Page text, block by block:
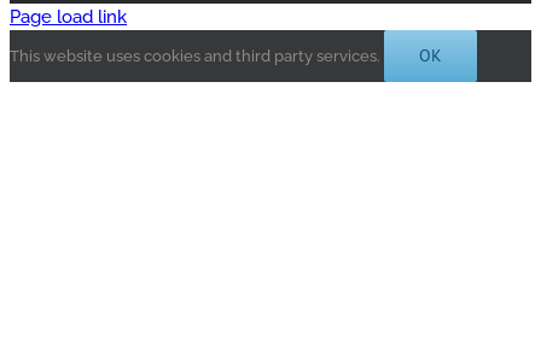
Page load link
This website uses cookies and third party services. OK